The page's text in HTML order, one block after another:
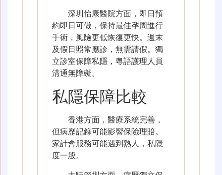
深圳怡康醫院方面，即日預
約即日可做，保持最佳孕周進行
手術，風險更低恢復更快。週末
及假日照常應診，無需請假。獨
立診室保障私隱，粵語護理人員
溝通無障礙。
私隱保障比較
香港方面，醫療系統完善，
但病歷記錄可能影響保險理賠。
家計會服務可能遇到熟人，私隱
度一般。